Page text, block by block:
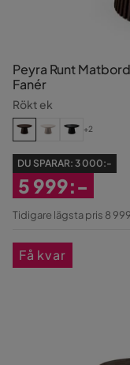
Peyra Runt
Fanér
Rökt ek
+2
DU SPARAR: 3 000:-
Rabatterat
5 999:-
Tidigare lägsta pris 8
Få kvar